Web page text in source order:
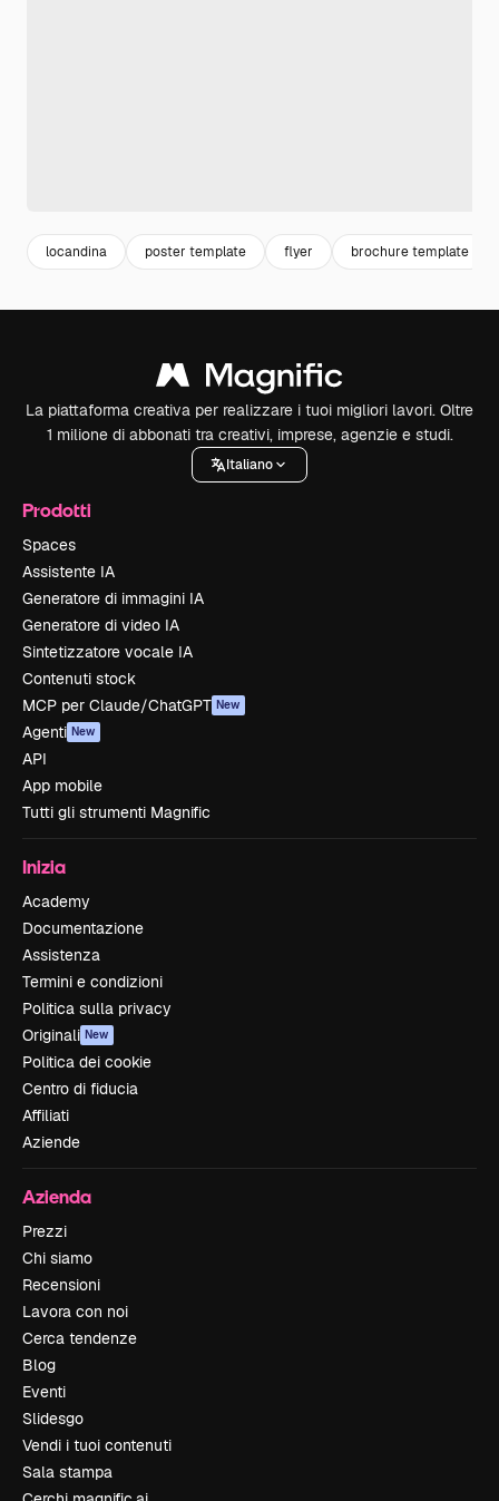
locandina poster template flyer brochure template
La piattaforma creativa per realizzare i tuoi migliori lavori. Oltre
1 milione di abbonati tra creativi, imprese, agenzie e studi.
Italiano
Prodotti
Spaces
Assistente IA
Generatore di immagini IA
Generatore di video IA
Sintetizzatore vocale IA
Contenuti stock
MCP per Claude/ChatGPT New
Agenti New
API
App mobile
Tutti gli strumenti Magnific
Inizia
Academy
Documentazione
Assistenza
Termini e condizioni
Politica sulla privacy
Originali New
Politica dei cookie
Centro di fiducia
Affiliati
Aziende
Azienda
Prezzi
Chi siamo
Recensioni
Lavora con noi
Cerca tendenze
Blog
Eventi
Slidesgo
Vendi i tuoi contenuti
Sala stampa